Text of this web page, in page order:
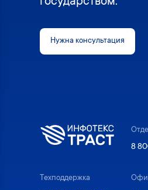
Нужна консультация
8
Техподдержка